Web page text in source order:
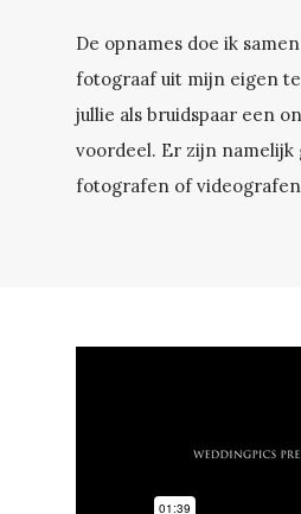
De opnames doe ik
fotograaf uit mijn eigen
jullie als bruidspaar een
voordeel. Er zijn namelijk
fotografen of